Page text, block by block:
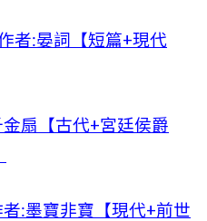
者:晏詞【短篇+現代
金扇【古代+宮廷侯爵
:墨寶非寶【現代+前世